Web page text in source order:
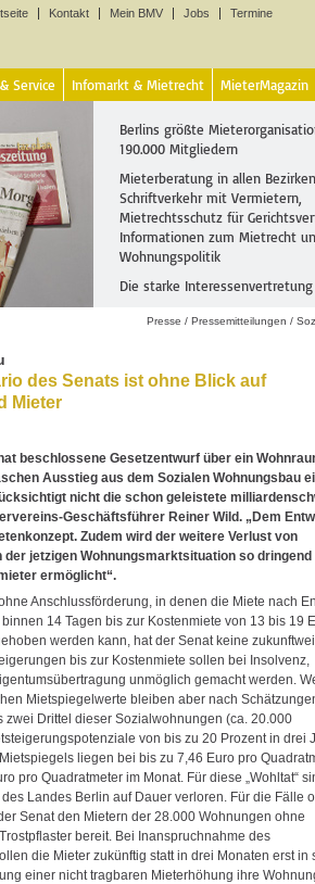
Kontakt Mein BMV Jobs Termine
Service Infomarkt & Mietrecht MieterMagazin
Berlins größte
190.000 Mitgliedern
Mieterberatung in allen Bezirken,
Schriftverkehr mit Vermietern,
Mietrechtsschutz für
Informationen zum Mietrecht
Wohnungspolitik
Die starke
Presse / Pressemitteilungen /
des Senats ist ohne Blick auf
Mieter
beschlossene Gesetzentwurf über ein
Ausstieg aus dem Sozialen Wohnungsbau
nicht die schon geleistete
Geschäftsführer Reiner Wild. „Dem
Zudem wird der weitere Verlust von
der jetzigen Wohnungsmarktsituation so
ermöglicht“.
Anschlussförderung, in denen die Miete nach
14 Tagen bis zur Kostenmiete von 13 bis 19
werden kann, hat der Senat keine
bis zur Kostenmiete sollen bei Insolvenz,
unmöglich gemacht werden.
Mietspiegelwerte bleiben aber nach
zwei Drittel dieser Sozialwohnungen (ca. 20.000
von bis zu 20 Prozent in drei
liegen bei bis zu 7,46 Euro pro
pro Quadratmeter im Monat. Für diese „Wohltat“
Landes Berlin auf Dauer verloren. Für die Fälle
Senat den Mietern der 28.000 Wohnungen ohne
bereit. Bei Inanspruchnahme des
die Mieter zukünftig statt in drei Monaten erst in
einer nicht tragbaren Mieterhöhung ihre